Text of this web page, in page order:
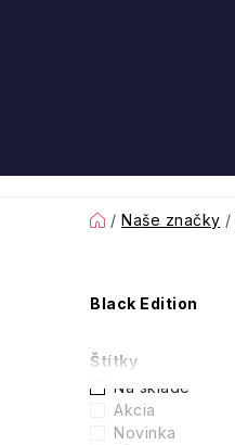
Domov
/ Naše značky /
B
o
č
Black Edition
Štítky
Na sklade
Akcia
Novinka